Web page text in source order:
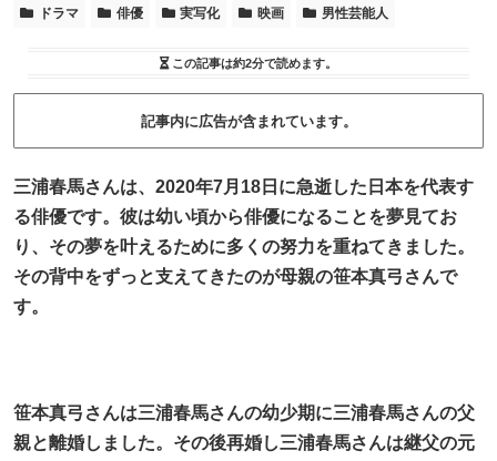
ドラマ 俳優 実写化 映画 男性芸能人
この記事は約2分で読めます。
記事内に広告が含まれています。
三浦春馬さんは、2020年7月18日に急逝した日本を代表す
る俳優です。彼は幼い頃から俳優になることを夢見てお
り、その夢を叶えるために多くの努力を重ねてきました。
その背中をずっと支えてきたのが母親の笹本真弓さんで
す。
笹本真弓さんは三浦春馬さんの幼少期に三浦春馬さんの父
親と離婚しました。その後再婚し三浦春馬さんは継父の元